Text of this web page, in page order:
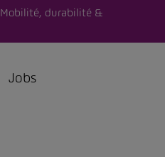
Mobilité, durabilité &
Jobs